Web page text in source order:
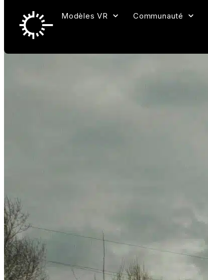
Modèles VR Communauté